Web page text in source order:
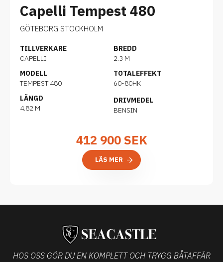
Capelli Tempest 480
GÖTEBORG STOCKHOLM
TILLVERKARE
CAPELLI
MODELL
TEMPEST 480
LÄNGD
4.82 M
BREDD
2.3 M
TOTALEFFEKT
60-80HK
DRIVMEDEL
BENSIN
412 900SEK
LÄS MER
HOS OSS GÖR DU EN KOMPLETT OCH TRYGG BÅTAFFÄR